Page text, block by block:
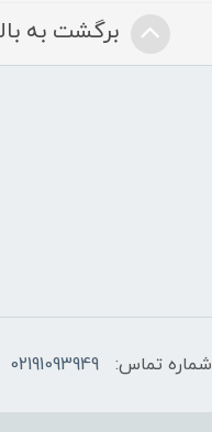
برگشت به
شماره تماس: 02191093949